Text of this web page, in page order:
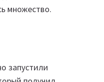
множество.
запустили